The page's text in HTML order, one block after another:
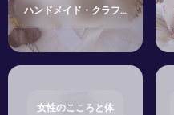
ハンドメイド・クラフト
女性のこころと体